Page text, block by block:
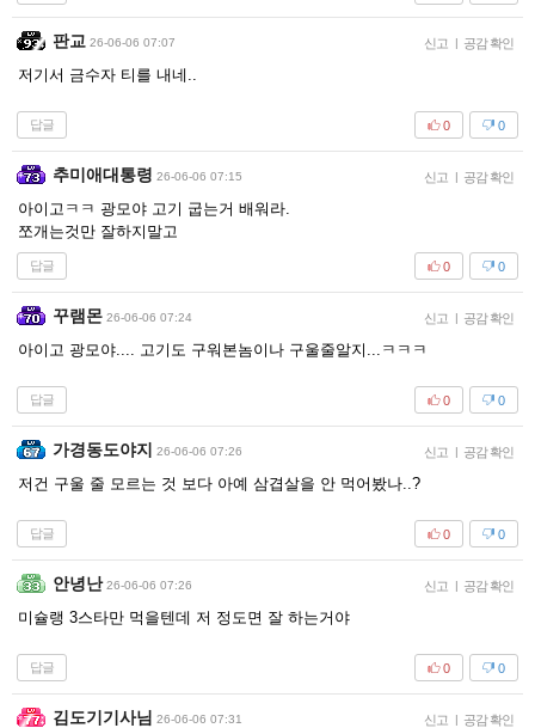
판교 26-06-06 07:07 신고 | 공감 확인
저기서 금수자 티를 내네..
답글 0
0
추미애대통령 26-06-06 07:15 신고 | 공감 확인
아이고ㅋㅋ 광모야 고기 굽는거 배워라.
쪼개는것만 잘하지말고
답글 0
0
꾸램몬 26-06-06 07:24 신고 | 공감 확인
아이고 광모야.... 고기도 구워본놈이나 구울줄알지...ㅋㅋㅋ
답글 0
0
가경동도야지 26-06-06 07:26 신고 | 공감 확인
저건 구울 줄 모르는 것 보다 아예 삼겹살을 안 먹어봤나..?
답글 0
0
안녕난 26-06-06 07:26 신고 | 공감 확인
미슐랭 3스타만 먹을텐데 저 정도면 잘 하는거야
답글 0
0
김도기기사님 26-06-06 07:31 신고 | 공감 확인